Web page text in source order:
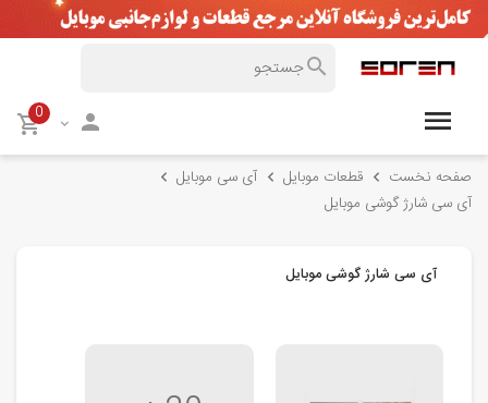
0
صفحه نخست قطعات موبایل
آی سی موبایل
آی سی شارژ گوشی موبایل
آی سی شارژ گوشی موبایل